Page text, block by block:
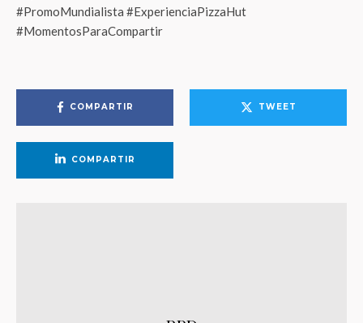
#PromoMundialista #ExperienciaPizzaHut
#MomentosParaCompartir
COMPARTIR TWEET
COMPARTIR